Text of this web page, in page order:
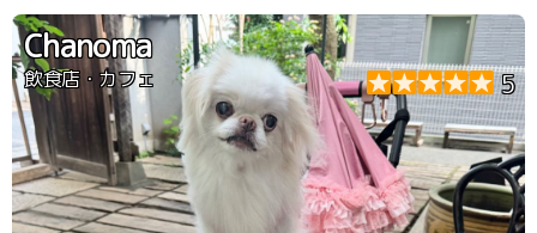
Chanoma
飲食店・カフェ 5